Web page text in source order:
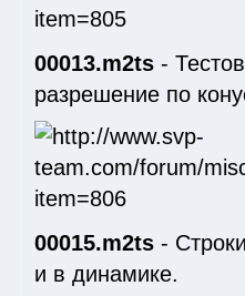
00013.m2ts -
разрешение по
00015.m2ts -
и в динамике.